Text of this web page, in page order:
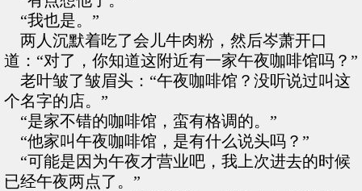
“我也是。”
两人沉默着吃了会儿牛肉粉，然后岑萧开口
道：“对了，你知道这附近有一家午夜咖啡馆吗？”
老叶皱了皱眉头：“午夜咖啡馆？没听说过叫这
个名字的店。”
“是家不错的咖啡馆，蛮有格调的。”
“他家叫午夜咖啡馆，是有什么说头吗？”
“可能是因为午夜才营业吧，我上次进去的时候
已经午夜两点了。”